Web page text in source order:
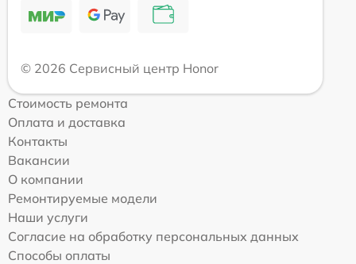
© 2026 Сервисный центр Honor
Стоимость ремонта
Оплата и доставка
Контакты
Вакансии
О компании
Ремонтируемые модели
Наши услуги
Согласие на обработку персональных данных
Способы оплаты